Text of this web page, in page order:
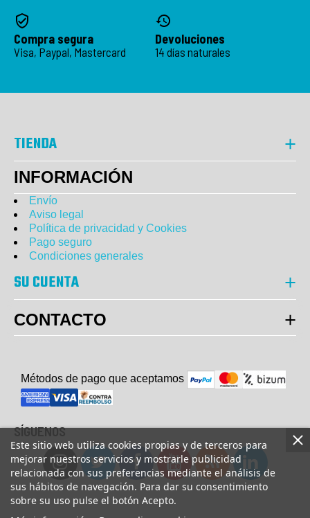
Este sitio web utiliza cookies propias y de terceros para
mejorar nuestros servicios y mostrarle publicidad
relacionada con sus preferencias mediante el análisis de
sus hábitos de navegación. Para dar su consentimiento
sobre su uso pulse el botón Acepto.
Compra segura
Visa, Paypal, Mastercard
Devoluciones
14 días naturales
TIENDA
INFORMACIÓN
Envío
Aviso legal
Política de privacidad y Cookies
Pago seguro
Condiciones generales
SU CUENTA
CONTACTO
Métodos de pago que aceptamos
SÍGUENOS